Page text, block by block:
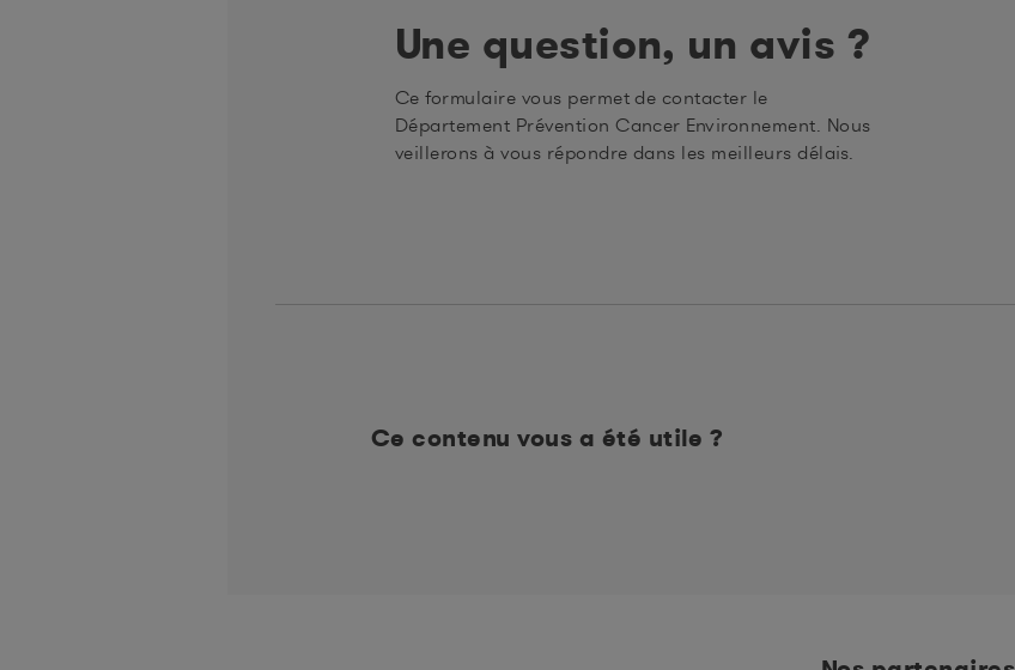
Une question, un avis ?
Ce formulaire vous permet de contacter le
Département Prévention Cancer Environnement. Nous
veillerons à vous répondre dans les meilleurs délais.
Ce contenu vous a été utile ?